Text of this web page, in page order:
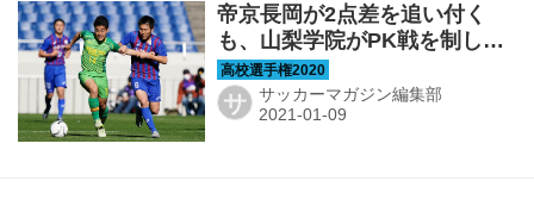
帝京長岡が2点差を追い付く
も、山梨学院がPK戦を制して
決勝進出！【準決勝】
サ サッカーマガジン編集部